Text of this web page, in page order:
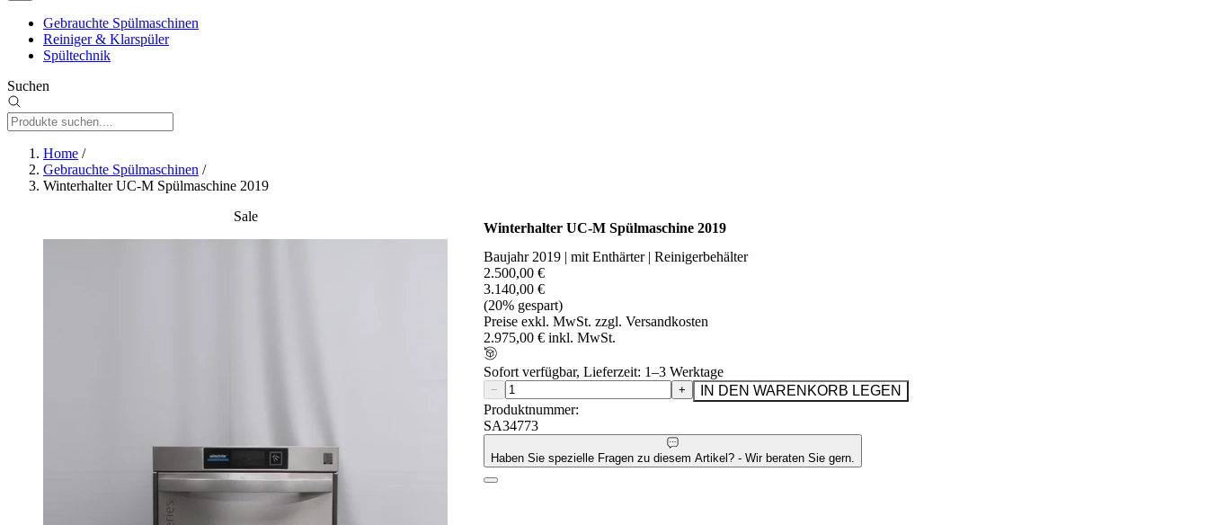
Gebrauchte Spülmaschinen
Reiniger & Klarspüler
Spültechnik
Suchen
Home /
Gebrauchte Spülmaschinen /
Winterhalter UC-M Spülmaschine 2019
Sale
Winterhalter UC-M Spülmaschine 2019
Baujahr 2019 | mit Enthärter | Reinigerbehälter
2.500,00 €
3.140,00 €
(20% gespart)
Preise exkl. MwSt. zzgl. Versandkosten
2.975,00 € inkl. MwSt.
Sofort verfügbar, Lieferzeit: 1–3 Werktage
− +
IN DEN WARENKORB LEGEN
Produktnummer:
SA34773
Haben Sie spezielle Fragen zu diesem Artikel? - Wir beraten Sie gern.